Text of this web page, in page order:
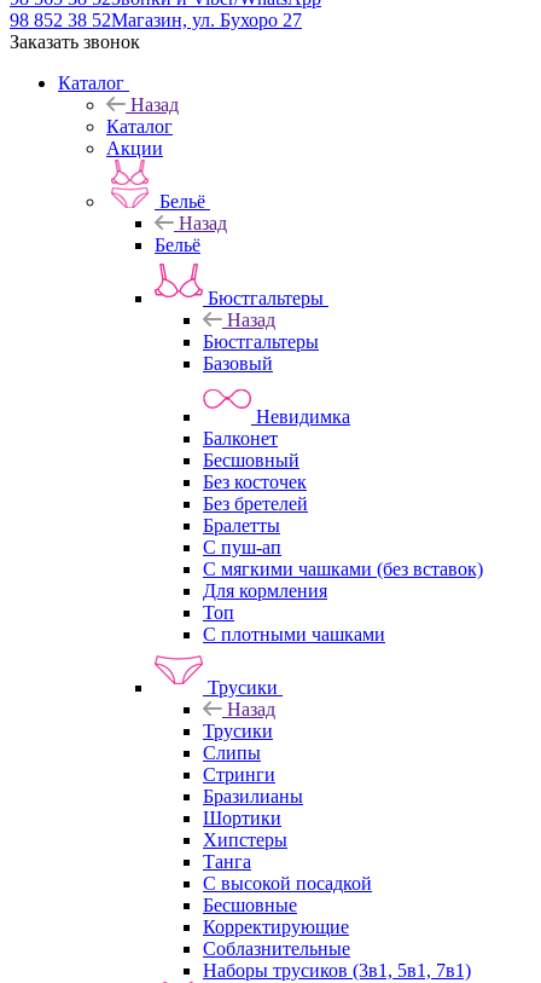
98 852 38 52Магазин, ул. Бухоро 27
Заказать звонок
Каталог
Назад
Каталог
Акции
Бельё
Назад
Бельё
Бюстгальтеры
Назад
Бюстгальтеры
Базовый
Невидимка
Балконет
Бесшовный
Без косточек
Без бретелей
Бралетты
С пуш-ап
С мягкими чашками (без вставок)
Для кормления
Топ
С плотными чашками
Трусики
Назад
Трусики
Слипы
Стринги
Бразилианы
Шортики
Хипстеры
Танга
С высокой посадкой
Бесшовные
Корректирующие
Соблазнительные
Наборы трусиков (3в1, 5в1, 7в1)